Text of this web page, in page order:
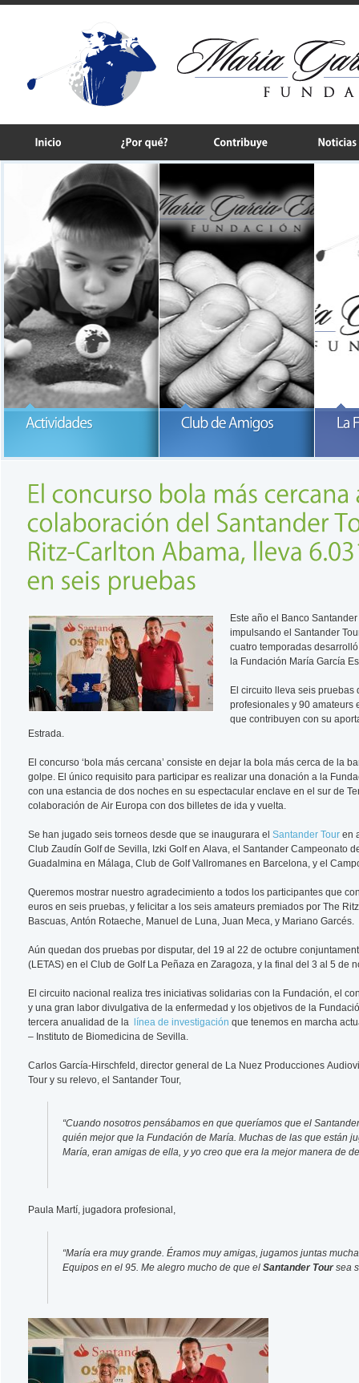
Participa con la Fundación María
Este año el Banco
impulsando el Santander
cuatro temporadas
la Fundación María García
El circuito lleva seis
profesionales y 90 amateurs
que contribuyen con su
Estrada.
El concurso ‘bola más cercana’ consiste en dejar la bola más cerca de la
golpe. El único requisito para participar es realizar una donación a la
con una estancia de dos noches en su espectacular enclave en el sur de
colaboración de Air Europa con dos billetes de ida y vuelta.
Se han jugado seis torneos desde que se inaugurara el Santander Tour en
Club Zaudín Golf de Sevilla, Izki Golf en Alava, el Santander Campeonato
Guadalmina en Málaga, Club de Golf Vallromanes en Barcelona, y el
Queremos mostrar nuestro agradecimiento a todos los participantes que
euros en seis pruebas, y felicitar a los seis amateurs premiados por The
Bascuas, Antón Rotaeche, Manuel de Luna, Juan Meca, y Mariano Garcés.
Aún quedan dos pruebas por disputar, del 19 al 22 de octubre
(LETAS) en el Club de Golf La Peñaza en Zaragoza, y la final del 3 al 5 de
El circuito nacional realiza tres iniciativas solidarias con la Fundación, el
y una gran labor divulgativa de la enfermedad y los objetivos de la
tercera anualidad de la línea de investigación que tenemos en marcha
– Instituto de Biomedicina de Sevilla.
Carlos García-Hirschfeld, director general de La Nuez Producciones
Tour y su relevo, el Santander Tour,
“Cuando nosotros pensábamos en que queríamos que el
quién mejor que la Fundación de María. Muchas de las que están
María, eran amigas de ella, y yo creo que era la mejor manera de
Paula Martí, jugadora profesional,
“María era muy grande. Éramos muy amigas, jugamos juntas
Equipos en el 95. Me alegro mucho de que el Santander Toursea